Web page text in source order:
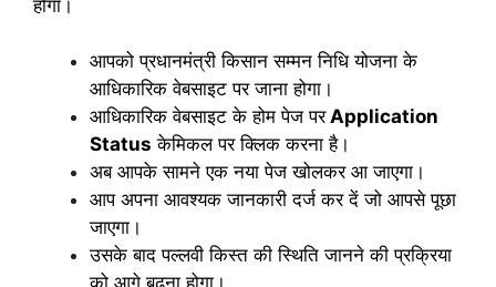
होगा।
आपको प्रधानमंत्री किसान सम्मन निधि योजना के
आधिकारिक वेबसाइट पर जाना होगा।
आधिकारिक वेबसाइट के होम पेज परApplication
Status केमिकल पर क्लिक करना है।
अब आपके सामने एक नया पेज खोलकर आ जाएगा।
आप अपना आवश्यक जानकारी दर्ज कर दें जो आपसे पूछा
जाएगा।
उसके बाद पल्लवी किस्त की स्थिति जानने की प्रक्रिया
को आगे बढ़ना होगा।